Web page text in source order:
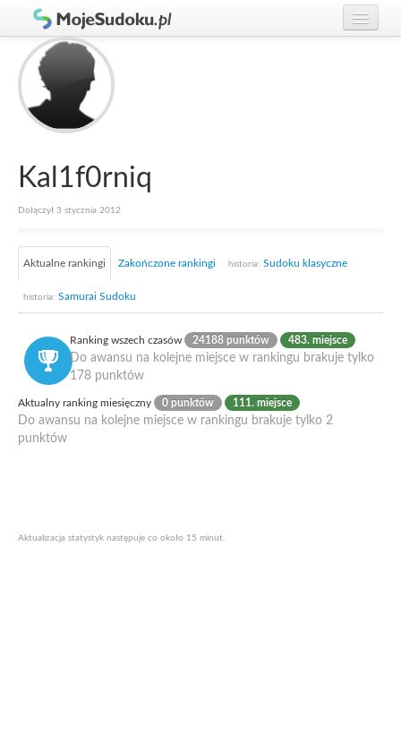
Graj w Sudoku!
Zasady Sudoku
Rankingi
Gracze
Kal1f0rniq
Dołączył 3 stycznia 2012
Aktualne rankingi Zakończone rankingi historia: Sudoku klasyczne
historia: Samurai Sudoku
Ranking wszech czasów 24188 punktów 483. miejsce
Do awansu na kolejne miejsce w rankingu brakuje tylko
178 punktów
Aktualny ranking miesięczny 0 punktów 111. miejsce
Do awansu na kolejne miejsce w rankingu brakuje tylko 2
punktów
Aktualizacja statystyk następuje co około 15 minut.